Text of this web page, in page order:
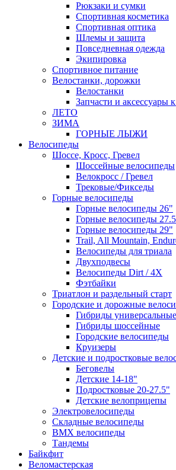
Рюкзаки и сумки
Спортивная косметика
Спортивная оптика
Шлемы и защита
Повседневная одежда
Экипировка
Спортивное питание
Велостанки, дорожки
Велостанки
Запчасти и аксессуары
ЛЕТО
ЗИМА
ГОРНЫЕ ЛЫЖИ
Велосипеды
Шоссе, Кросс, Гревел
Шоссейные велосипеды
Велокросс / Гревел
Трековые/Фикседы
Горные велосипеды
Горные велосипеды 26"
Горные велосипеды
Горные велосипеды 29"
Trail, All Mountain,
Велосипеды для триала
Двухподвесы
Велосипеды Dirt / 4X
Фэтбайки
Триатлон и раздельный старт
Городские и дорожные
Гибриды универсальные
Гибриды шоссейные
Городские велосипеды
Круизеры
Детские и подростковые
Беговелы
Детские 14-18"
Подростковые 20-27.5"
Детские велоприцепы
Электровелосипеды
Складные велосипеды
BMX велосипеды
Тандемы
Байкфит
Веломастерская